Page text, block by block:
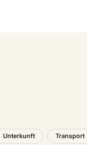
Unterkunft Transport